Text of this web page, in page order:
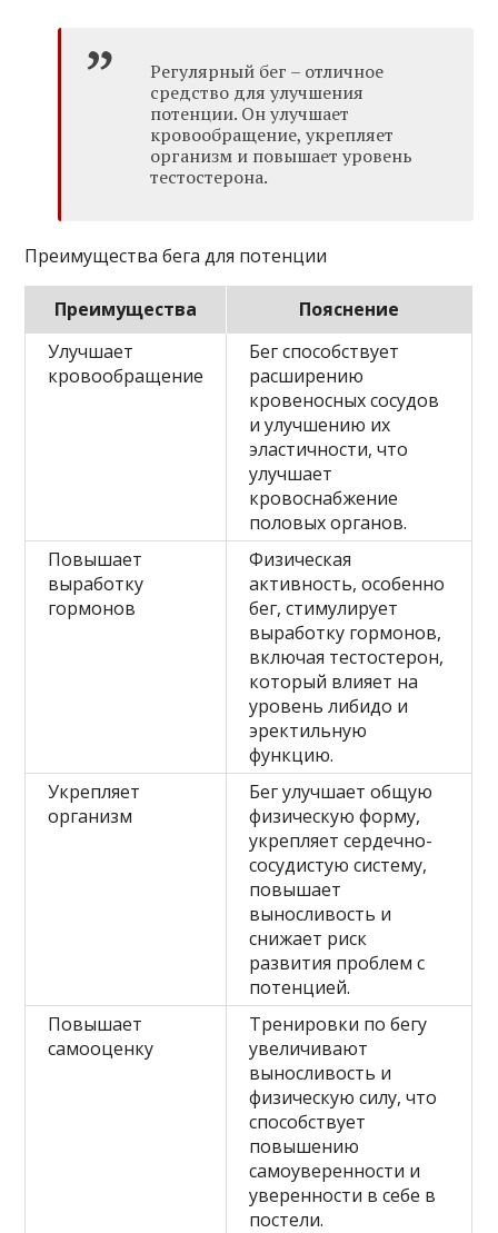
Регулярный бег – отличное
средство для улучшения
потенции. Он улучшает
кровообращение, укрепляет
организм и повышает уровень
тестостерона.
Преимущества бега для потенции
Преимущества
Пояснение
Улучшает
кровообращение
Бег способствует
расширению
кровеносных сосудов
и улучшению их
эластичности, что
улучшает
кровоснабжение
половых органов.
Повышает
выработку
гормонов
Физическая
активность, особенно
бег, стимулирует
выработку гормонов,
включая тестостерон,
который влияет на
уровень либидо и
эректильную
функцию.
Укрепляет
организм
Бег улучшает общую
физическую форму,
укрепляет сердечно-
сосудистую систему,
повышает
выносливость и
снижает риск
развития проблем с
потенцией.
Повышает
самооценку
Тренировки по бегу
увеличивают
выносливость и
физическую силу, что
способствует
повышению
самоуверенности и
уверенности в себе в
постели.